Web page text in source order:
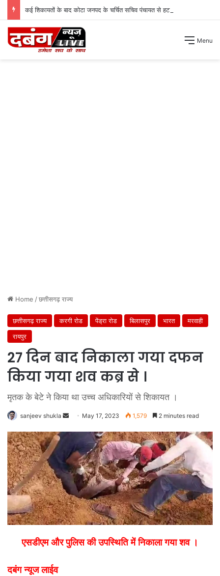
कई शिकायतों के बाद कोटा जनपद के चर्चित सचिव पंचायत से हटाए गए ।
Menu
Home /छत्तीसगढ़ राज्य
छत्तीसगढ़ राज्य करगी रोड पेंड्रा रोड बिलासपुर भारत
मरवाही
रायपुर
27 दिन बाद निकाला गया दफन
किया गया शव कब्र से ।
मृतक के बेटे ने किया था उच्च अधिकारियों से शिकायत ।
sanjeev shukla
Send May 17, 2023 1,579 2 minutes read
एसडीएम और पुलिस की उपस्थिति में निकाला गया शव ।
दबंग न्यूज लाईव